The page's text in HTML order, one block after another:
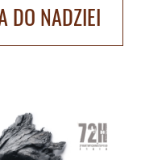
DO NADZIEI